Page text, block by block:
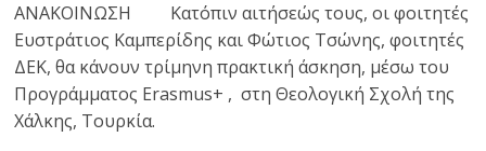
ΑΝΑΚΟΙΝΩΣΗ Κατόπιν αιτήσεώς τους, οι φοιτητές
Ευστράτιος Καμπερίδης και Φώτιος Τσώνης, φοιτητές
ΔΕΚ, θα κάνουν τρίμηνη πρακτική άσκηση, μέσω του
Προγράμματος Erasmus+ , στη Θεολογική Σχολή της
Χάλκης, Τουρκία.